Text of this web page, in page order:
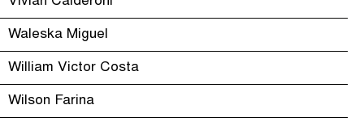
Waleska Miguel
William Victor Costa
Wilson Farina